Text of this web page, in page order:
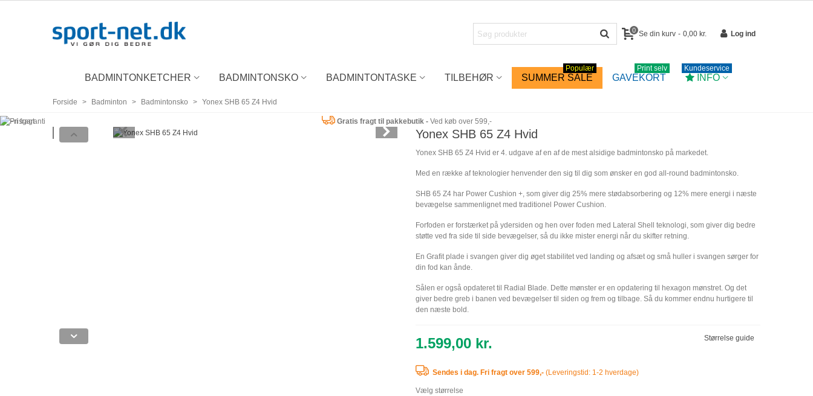
0 Se din kurv - 0,00 kr. Log ind
BADMINTONKETCHER BADMINTONSKO BADMINTONTASKE TILBEHØR SUMMER SALE
Populær
GAVEKORT
Print selv
INFO
Kundeservice
Forside > Badminton > Badmintonsko > Yonex SHB 65 Z4 Hvid
Gratis fragt til pakkebutik - Ved køb over 599,-
Yonex SHB 65 Z4 Hvid
Yonex SHB 65 Z4 Hvid er 4. udgave af en af de mest alsidige badmintonsko på markedet.
Med en række af teknologier henvender den sig til dig som ønsker en god all-round badmintonsko.
SHB 65 Z4 har Power Cushion +, som giver dig 25% mere stødabsorbering og 12% mere energi i næste
bevægelse sammenlignet med traditionel Power Cushion.
Forfoden er forstærket på ydersiden og hen over foden med Lateral Shell teknologi, som giver dig bedre
støtte ved fra side til side bevægelser, så du ikke mister energi når du skifter retning.
En Grafit plade i svangen giver dig øget stabilitet ved landing og afsæt og små huller i svangen sørger for
din fod kan ånde.
Sålen er også opdateret til Radial Blade. Dette mønster er en opdatering til hexagon mønstret. Og det
giver bedre greb i banen ved bevægelser til siden og frem og tilbage. Så du kommer endnu hurtigere til
den næste bold.
1.599,00 kr.
Sendes i dag. Fri fragt over 599,- (Leveringstid: 1-2 hverdage)
Størrelse guide
Vælg størrelse